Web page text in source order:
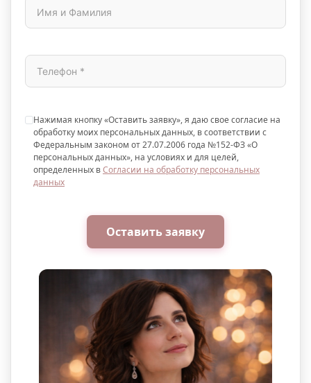
Нажимая кнопку «Оставить заявку», я даю свое согласие на
обработку моих персональных данных, в соответствии с
Федеральным законом от 27.07.2006 года №152-ФЗ «О
персональных данных», на условиях и для целей,
определенных вСогласии на обработку персональных
данных
Оставить заявку